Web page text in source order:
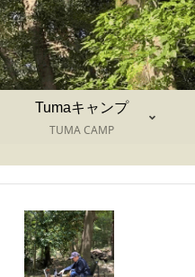
Tumaキャンプ
TUMA CAMP